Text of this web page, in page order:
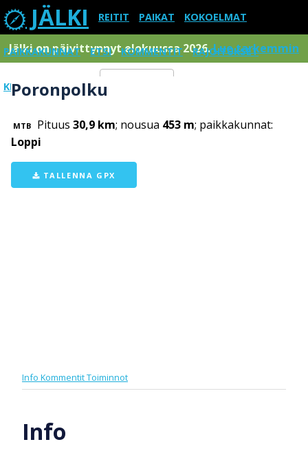
JÄLKI REITIT PAIKAT KOKOELMAT
PAIKKAKUNNAT ETSI KOMMENTIT RAJOITUKSET
KIRJAUDU SISÄÄN
Jälki on päivittynnyt elokuussa 2026.Lue tarkemmin
Poronpolku
MTB Pituus 30,9 km; nousua 453 m; paikkakunnat:
Loppi
TALLENNA GPX
Info KommentitToiminnot
Info